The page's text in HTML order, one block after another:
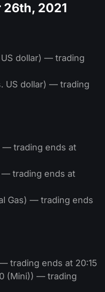
26th, 2021
US dollar) — trading
US dollar) — trading
— trading ends at
— trading ends at
Gas) — trading ends
trading ends at 20:15
(Mini)) — trading